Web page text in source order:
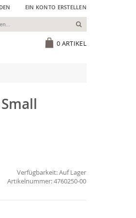
EIN KONTO ERSTELLEN
0 ARTIKEL
Suchen
Verfügbarkeit:Auf Lager
4760250-00